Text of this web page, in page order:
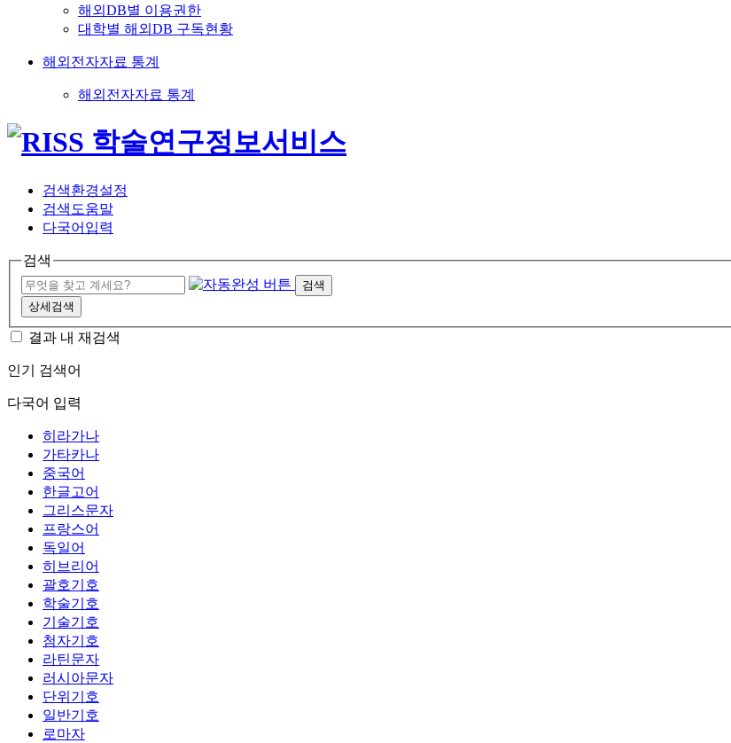
해외DB별 이용권한
대학별 해외DB 구독현황
해외전자자료 통계
해외전자자료 통계
검색환경설정
검색도움말
다국어입력
검색
검색
상세검색
결과 내 재검색
인기 검색어
다국어 입력
히라가나
가타카나
중국어
한글고어
그리스문자
프랑스어
독일어
히브리어
괄호기호
학술기호
기술기호
첨자기호
라틴문자
러시아문자
단위기호
일반기호
로마자